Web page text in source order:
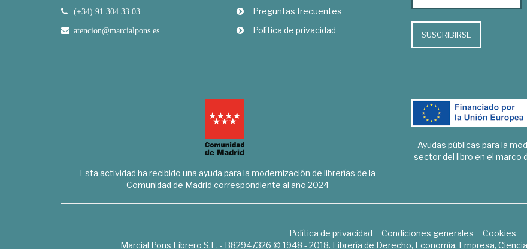
(+34) 91 304 33 03
atencion@marcialpons.es
Preguntas frecuentes
Política de privacidad
SUSCRIBIRSE
Esta actividad ha recibido una ayuda para la modernización de librerías de la
Comunidad de Madrid correspondiente al año 2024
Ayudas públicas para la
sector del libro en el marco
Política de privacidad Condiciones generales
Cookies
Marcial Pons Librero S.L. - B82947326 © 1948 - 2018. Librería de Derecho, Economía, Empresa,